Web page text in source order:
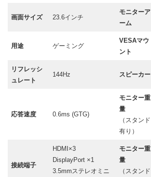
画面サイズ 23.6インチ
モニターア
ーム
用途 ゲーミング
VESAマウ
ント
リフレッシ
ュレート
144Hz スピーカー
応答速度 0.6ms (GTG)
モニター重
量
（スタンド
有り）
接続端子
HDMI×3
DisplayPort ×1
3.5mmステレオミニ
モニター重
量
（スタンド